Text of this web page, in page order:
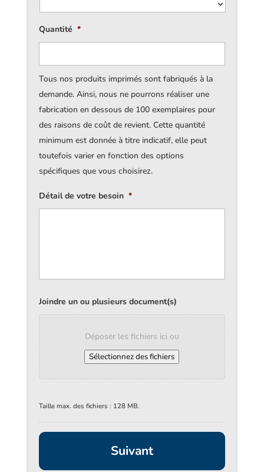
Quantité *
Tous nos produits imprimés sont fabriqués à la
demande. Ainsi, nous ne pourrons réaliser une
fabrication en dessous de 100 exemplaires pour
des raisons de coût de revient. Cette quantité
minimum est donnée à titre indicatif, elle peut
toutefois varier en fonction des options
spécifiques que vous choisirez.
Détail de votre besoin *
Joindre un ou plusieurs document(s)
Déposer les fichiers ici ou
Sélectionnez des fichiers
Taille max. des fichiers : 128 MB.